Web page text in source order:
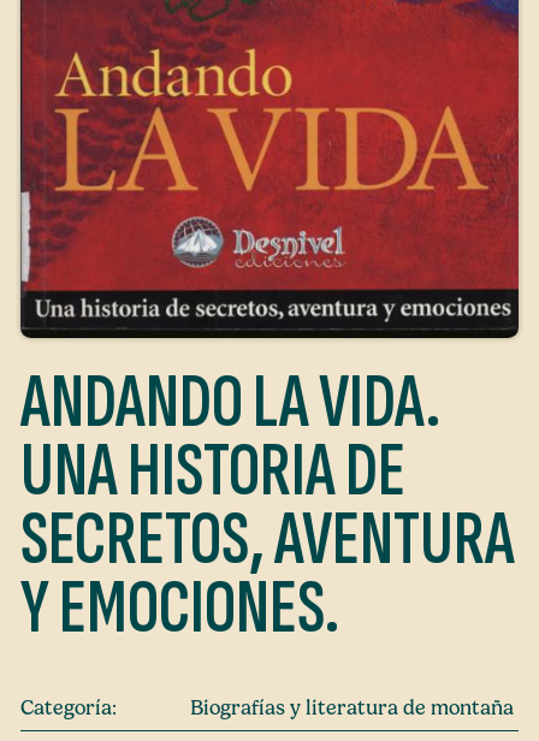
ANDANDO LA VIDA.
UNA HISTORIA DE
SECRETOS, AVENTURA
Y EMOCIONES.
Categoría:
Biografías y literatura de montaña